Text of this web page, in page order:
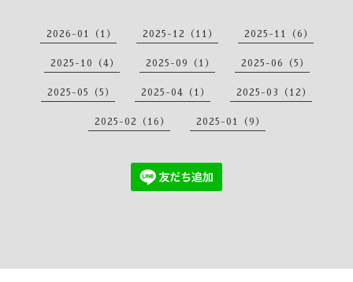
2026-01（1） 2025-12（11） 2025-11（6）
2025-10（4） 2025-09（1） 2025-06（5）
2025-05（5） 2025-04（1） 2025-03（12）
2025-02（16） 2025-01（9）